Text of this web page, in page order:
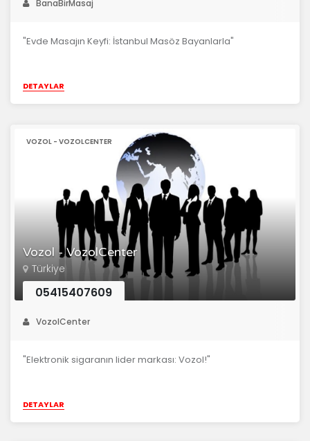
BanaBirMasaj
"Evde Masajın Keyfi: İstanbul Masöz Bayanlarla"
DETAYLAR
Vozol - VozolCenter
VOZOL - VOZOLCENTER
Türkiye
05415407609
VozolCenter
"Elektronik sigaranın lider markası: Vozol!"
DETAYLAR